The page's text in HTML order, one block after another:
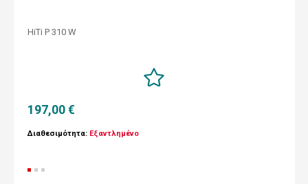
HiTi P 310 W
197,00 €
Διαθεσιμότητα: Εξαντλημένο